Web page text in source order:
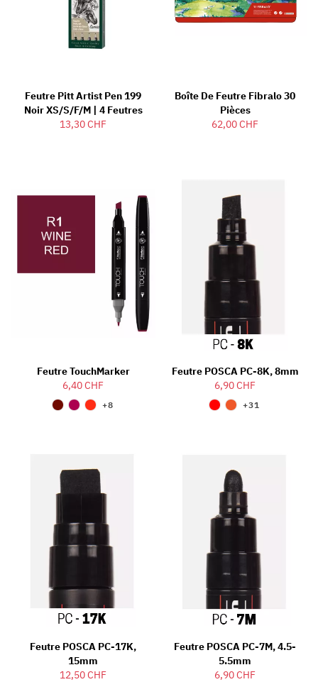
Feutre Pitt Artist Pen 199
Noir XS/S/F/M | 4 Feutres
13,30 CHF
Boîte De Feutre Fibralo 30
Pièces
62,00 CHF
Feutre TouchMarker
6,40 CHF
+8
Feutre POSCA PC-8K, 8mm
6,90 CHF
+31
Feutre POSCA PC-17K,
15mm
12,50 CHF
Feutre POSCA PC-7M, 4.5-
5.5mm
6,90 CHF